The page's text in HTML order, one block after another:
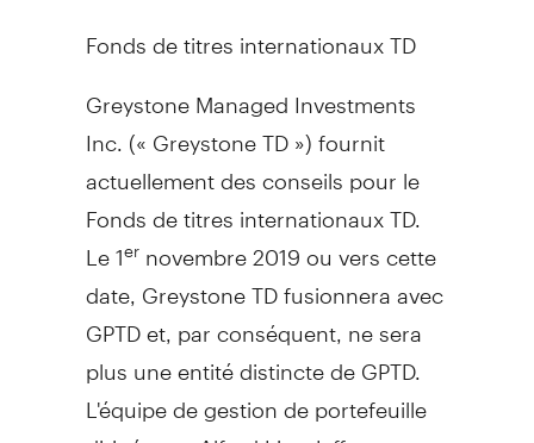
Fonds de titres internationaux TD
Greystone Managed Investments
Inc. (« Greystone TD ») fournit
actuellement des conseils pour le
Fonds de titres internationaux TD.
Le 1ernovembre 2019 ou vers cette
date, Greystone TD fusionnera avec
GPTD et, par conséquent, ne sera
plus une entité distincte de GPTD.
L'équipe de gestion de portefeuille